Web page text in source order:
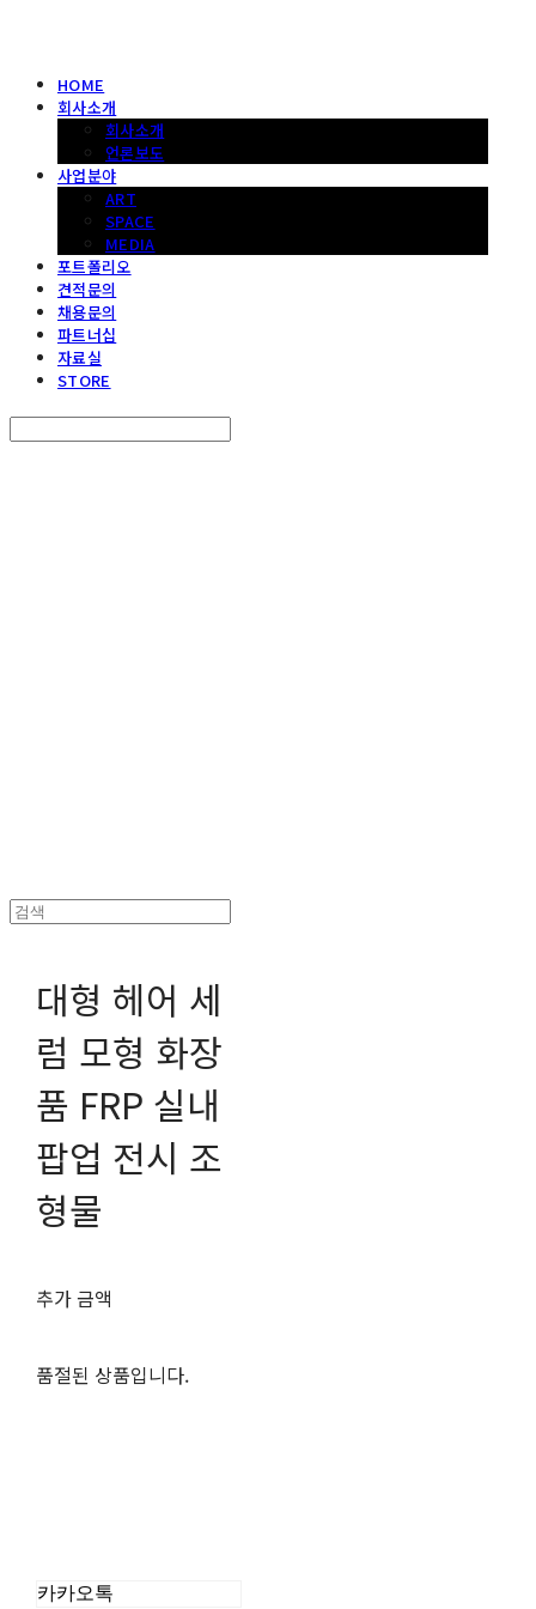
HOME
회사소개
회사소개
언론보도
사업분야
ART
SPACE
MEDIA
포트폴리오
견적문의
채용문의
파트너십
자료실
STORE
대형 헤어 세
럼 모형 화장
품 FRP 실내
팝업 전시 조
형물
추가 금액
품절된 상품입니다.
카카오톡